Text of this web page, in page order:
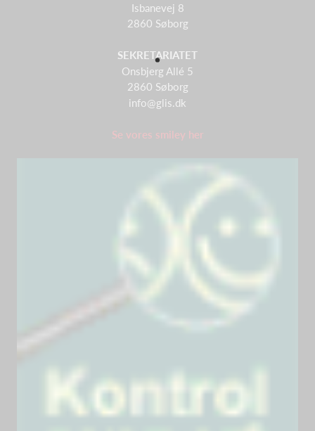
Isbanevej 8
2860 Søborg
SEKRETARIATET
Onsbjerg Allé 5
2860 Søborg
info@glis.dk
Se vores smiley her